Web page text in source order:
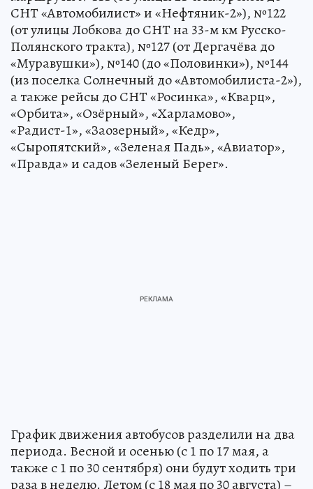
СНТ «Автомобилист» и «Нефтяник-2»), №122
(от улицы Лобкова до СНТ на 33-м км Русско-
Полянского тракта), №127 (от Дергачёва до
«Муравушки»), №140 (до «Половинки»), №144
(из поселка Солнечный до «Автомобилиста-2»),
а также рейсы до СНТ «Росинка», «Кварц»,
«Орбита», «Озёрный», «Харламово»,
«Радист-1», «Заозерный», «Кедр»,
«Сыропятский», «Зеленая Падь», «Авиатор»,
«Правда» и садов «Зеленый Берег».
График движения автобусов разделили на два
периода. Весной и осенью (с 1 по 17 мая, а
также с 1 по 30 сентября) они будут ходить три
раза в неделю. Летом (с 18 мая по 30 августа) –